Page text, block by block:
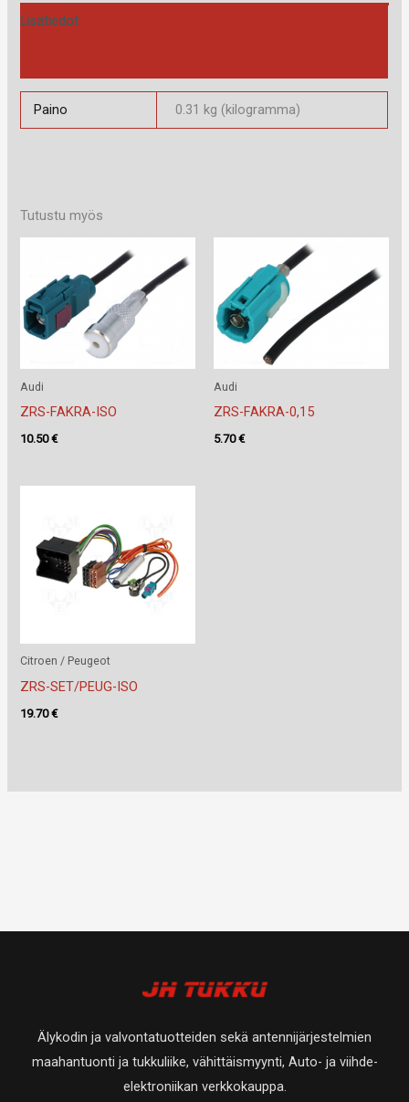
Lisätiedot
Paino 0.31 kg (kilogramma)
Tutustu myös
Audi
ZRS-FAKRA-ISO
10.50€
Audi
ZRS-FAKRA-0,15
5.70€
Citroen / Peugeot
ZRS-SET/PEUG-ISO
19.70€
Älykodin ja valvontatuotteiden sekä antennijärjestelmien
maahantuonti ja tukkuliike, vähittäismyynti, Auto- ja viihde-
elektroniikan verkkokauppa.